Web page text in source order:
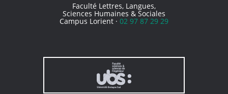
Faculté Lettres, Langues,
Sciences Humaines & Sociales
Campus Lorient · 02 97 87 29 29